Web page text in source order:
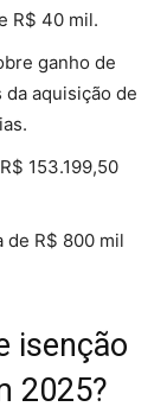
R$ 40 mil.
ganho de
aquisição de
153.199,50
de R$ 800 mil
isenção
2025?